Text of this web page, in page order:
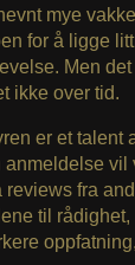
mye
for å ligge
Men
ikke over tid.
er et talent
anmeldelse
fra
til